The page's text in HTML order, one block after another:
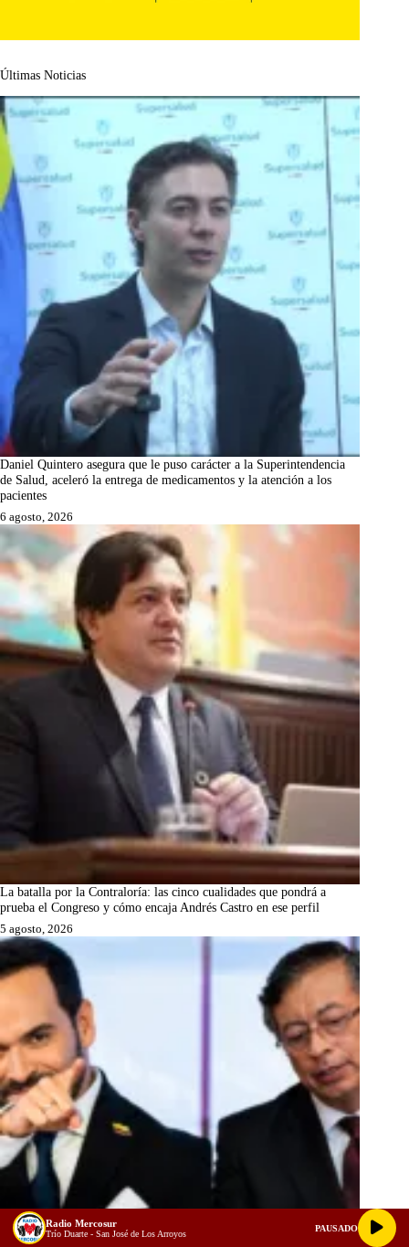
Últimas Noticias
Daniel Quintero asegura que le puso carácter a la Superintendencia
de Salud, aceleró la entrega de medicamentos y la atención a los
pacientes
6 agosto, 2026
La batalla por la Contraloría: las cinco cualidades que pondrá a
prueba el Congreso y cómo encaja Andrés Castro en ese perfil
5 agosto, 2026
Radio Mercosur
Trío Duarte - San José de Los Arroyos
PAUSADO